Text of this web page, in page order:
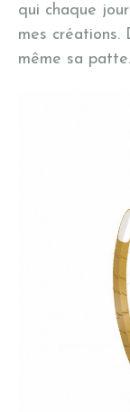
qui chaque
mes créations.
même sa